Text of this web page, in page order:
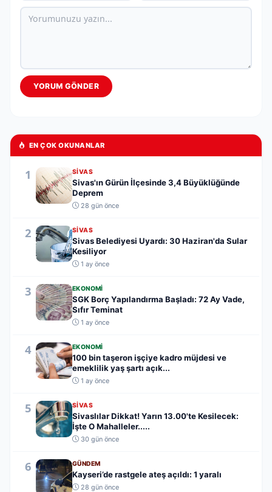
YORUM GÖNDER
EN ÇOK OKUNANLAR
1 SIVAS
Sivas'ın Gürün İlçesinde 3,4 Büyüklüğünde
Deprem
28 gün önce
2 SIVAS
Sivas Belediyesi Uyardı: 30 Haziran'da Sular
Kesiliyor
1 ay önce
3 EKONOMI
SGK Borç Yapılandırma Başladı: 72 Ay Vade,
Sıfır Teminat
1 ay önce
4 EKONOMI
100 bin taşeron işçiye kadro müjdesi ve
emeklilik yaş şartı açık...
1 ay önce
5 SIVAS
Sivaslılar Dikkat! Yarın 13.00'te Kesilecek:
İşte O Mahalleler.....
30 gün önce
6 GÜNDEM
Kayseri’de rastgele ateş açıldı: 1 yaralı
28 gün önce